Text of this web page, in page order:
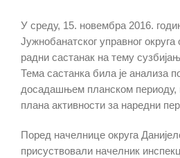
У среду, 15. новембра 2016.
Јужнобанатског управног округа
радни састанак на тему
Тема састанка била је анализа
досадашњем планском периоду,
плана активности за наредни
Поред начелнице округа
присуствовали начелник